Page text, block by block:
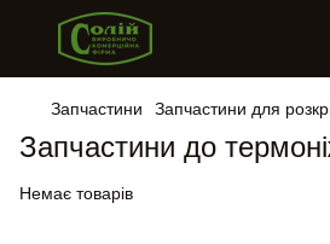
Запчастини Запчастини для
Запчастини до
Немає товарів